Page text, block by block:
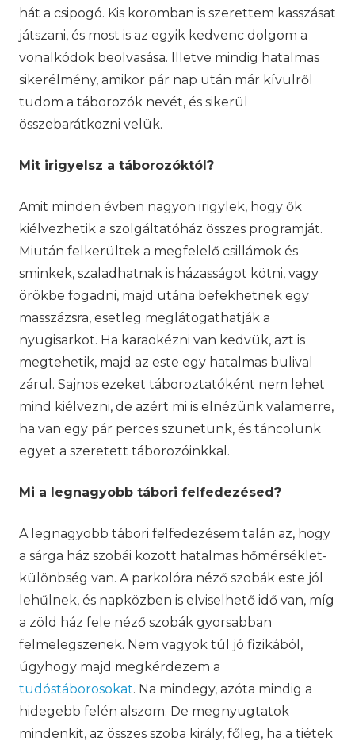
hát a csipogó. Kis koromban is szerettem kasszásat
játszani, és most is az egyik kedvenc dolgom a
vonalkódok beolvasása. Illetve mindig hatalmas
sikerélmény, amikor pár nap után már kívülről
tudom a táborozók nevét, és sikerül
összebarátkozni velük.
Mit irigyelsz a táborozóktól?
Amit minden évben nagyon irigylek, hogy ők
kiélvezhetik a szolgáltatóház összes programját.
Miután felkerültek a megfelelő csillámok és
sminkek, szaladhatnak is házasságot kötni, vagy
örökbe fogadni, majd utána befekhetnek egy
masszázsra, esetleg meglátogathatják a
nyugisarkot. Ha karaokézni van kedvük, azt is
megtehetik, majd az este egy hatalmas bulival
zárul. Sajnos ezeket táboroztatóként nem lehet
mind kiélvezni, de azért mi is elnézünk valamerre,
ha van egy pár perces szünetünk, és táncolunk
egyet a szeretett táborozóinkkal.
Mi a legnagyobb tábori felfedezésed?
A legnagyobb tábori felfedezésem talán az, hogy
a sárga ház szobái között hatalmas hőmérséklet-
különbség van. A parkolóra néző szobák este jól
lehűlnek, és napközben is elviselhető idő van, míg
a zöld ház fele néző szobák gyorsabban
felmelegszenek. Nem vagyok túl jó fizikából,
úgyhogy majd megkérdezem a
tudóstáborosokat. Na mindegy, azóta mindig a
hidegebb felén alszom. De megnyugtatok
mindenkit, az összes szoba király, főleg, ha a tiétek